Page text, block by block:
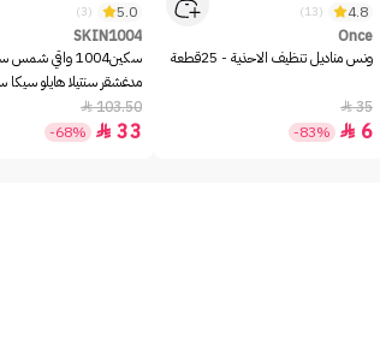
4.8
(13)
Once
ونس مناديل تنظيف الاحذية - 25قطعة
35

6

-83%
5.0
(3)
SKIN1004
سكين1004 واقي
مدغشقر سنتيلا هايلو
بعامل حماية +50 - 7جم
103.50

33

-68%